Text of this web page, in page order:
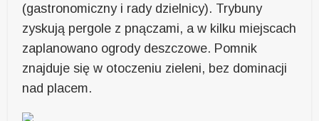
(gastronomiczny i rady dzielnicy). Trybuny
zyskują pergole z pnączami, a w kilku miejscach
zaplanowano ogrody deszczowe. Pomnik
znajduje się w otoczeniu zieleni, bez dominacji
nad placem.